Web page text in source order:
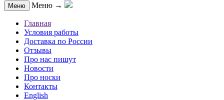
Меню Меню →
Главная
Условия работы
Доставка по России
Отзывы
Про нас пишут
Новости
Про носки
Контакты
English